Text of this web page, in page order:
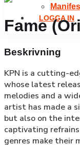
LOGGA IN
Fame
Beskrivning
KPN is a cutting-
whose latest
melodies and a
artist has made a
but also on the
captivating
genres make their